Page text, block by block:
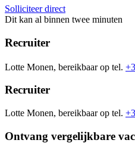
Solliciteer direct
Dit kan al binnen twee minuten
Recruiter
Lotte Monen, bereikbaar op tel.
Recruiter
Lotte Monen, bereikbaar op tel.
Ontvang vergelijkbare